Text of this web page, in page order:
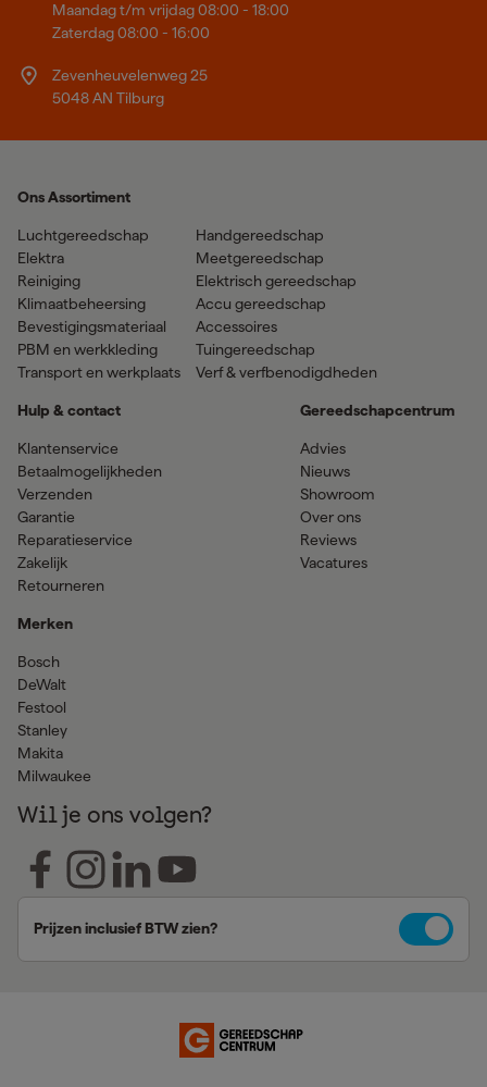
Maandag t/m vrijdag 08:00 - 18:00
Zaterdag 08:00 - 16:00
Zevenheuvelenweg 25
5048 AN Tilburg
Ons Assortiment
Luchtgereedschap
Elektra
Reiniging
Klimaatbeheersing
Bevestigingsmateriaal
PBM en werkkleding
Transport en werkplaats
Handgereedschap
Meetgereedschap
Elektrisch gereedschap
Accu gereedschap
Accessoires
Tuingereedschap
Verf & verfbenodigdheden
Hulp & contact
Klantenservice
Betaalmogelijkheden
Verzenden
Garantie
Reparatieservice
Zakelijk
Retourneren
Merken
Bosch
DeWalt
Festool
Stanley
Makita
Milwaukee
Gereedschapcentrum
Advies
Nieuws
Showroom
Over ons
Reviews
Vacatures
Wil je ons volgen?
Prijzen inclusief BTW zien?